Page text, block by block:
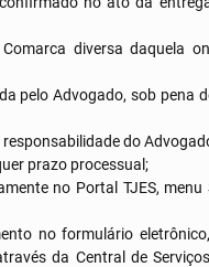
diversa daquela
pelo Advogado, sob pena
do
prazo processual;
no Portal TJES, menu
no formulário
da Central de